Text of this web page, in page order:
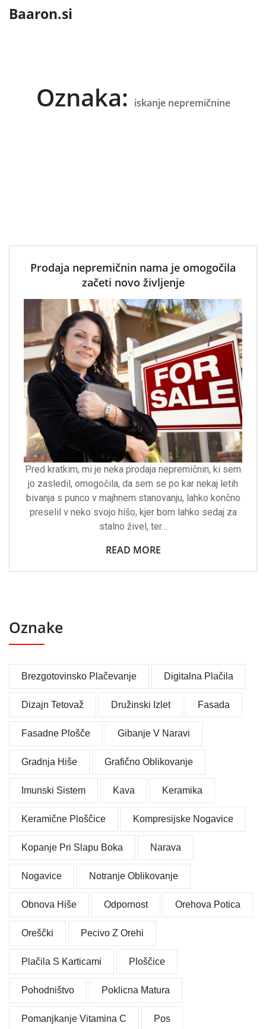
Baaron.si
Oznaka: iskanje nepremičnine
Prodaja nepremičnin nama je omogočila
začeti novo življenje
Pred kratkim, mi je neka prodaja nepremičnin, ki sem
jo zasledil, omogočila, da sem se po kar nekaj letih
bivanja s punco v majhnem stanovanju, lahko končno
preselil v neko svojo hišo, kjer bom lahko sedaj za
stalno živel, ter…
READ MORE
Oznake
Brezgotovinsko Plačevanje Digitalna Plačila
Dizajn Tetovaž Družinski Izlet Fasada
Fasadne Plošče Gibanje V Naravi
Gradnja Hiše Grafično Oblikovanje
Imunski Sistem Kava Keramika
Keramične Ploščice Kompresijske Nogavice
Kopanje Pri Slapu Boka Narava
Nogavice Notranje Oblikovanje
Obnova Hiše Odpornost Orehova Potica
Oreščki Pecivo Z Orehi
Plačila S Karticami Ploščice
Pohodništvo Poklicna Matura
Pomanjkanje Vitamina C Pos